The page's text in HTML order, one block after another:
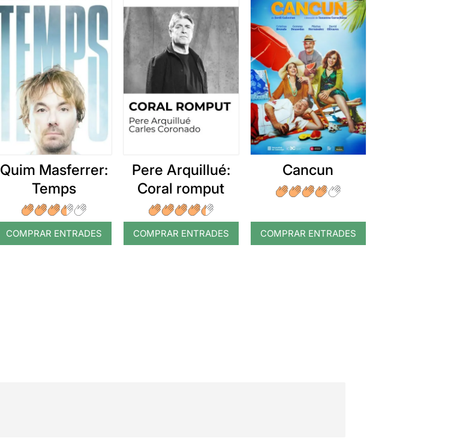
Quim Masferrer:
Temps
COMPRAR ENTRADES
Pere Arquillué:
Coral romput
COMPRAR ENTRADES
Cancun
COMPRAR ENTRADES